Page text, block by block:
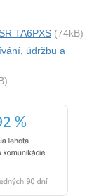
TA6PXS (74kB)
údržbu a